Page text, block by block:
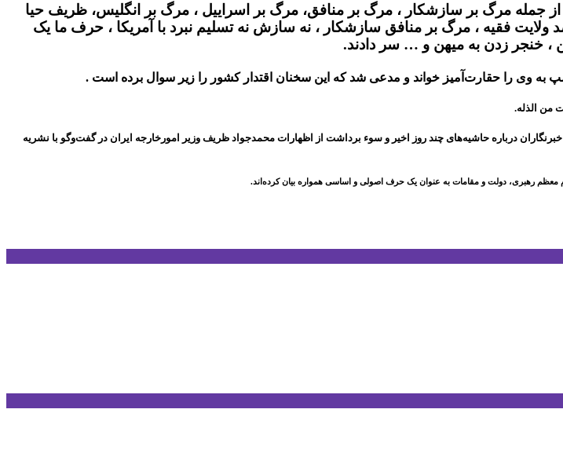
از جمله مرگ بر سازشکار ، مرگ بر منافق، مرگ بر اسراییل ، مرگ بر انگلیس، ظریف حیا
ولایت فقیه ، مرگ بر منافق سازشکار ، نه سازش نه تسلیم نبرد با آمریکا ، حرف ما یک
، خنجر زدن به میهن و … سر دادند.
وی را حقارت‌آمیز خواند و مدعی شد که این سخنان اقتدار کشور را زیر سوال برده است .
من الذله.
درباره حاشیه‌های چند روز اخیر و سوء برداشت از اظهارات محمدجواد ظریف وزیر امورخارجه ایران در گفت‌وگو با نشریه
رهبری، دولت و مقامات به عنوان یک حرف اصولی و اساسی همواره بیان کرده‌اند.